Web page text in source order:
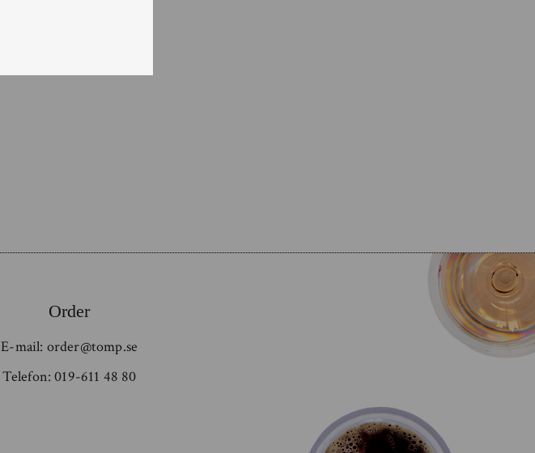
Order
E-mail: order@tomp.se
Telefon:019-611 48 80